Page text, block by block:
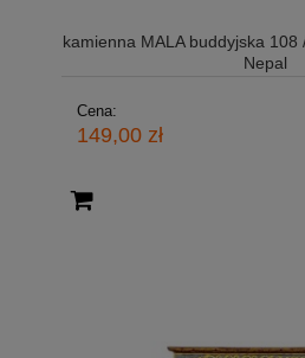
kamienna MALA buddyjska
Nepal
Cena:
149,00 zł